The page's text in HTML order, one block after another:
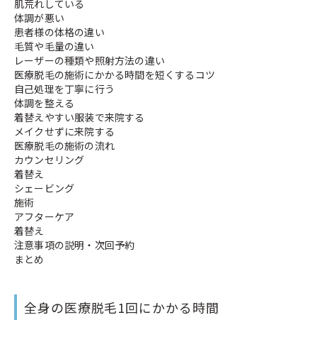
肌荒れしている
体調が悪い
患者様の体格の違い
毛質や毛量の違い
レーザーの種類や照射方法の違い
医療脱毛の施術にかかる時間を短くするコツ
自己処理を丁寧に行う
体調を整える
着替えやすい服装で来院する
メイクせずに来院する
医療脱毛の施術の流れ
カウンセリング
着替え
シェービング
施術
アフターケア
着替え
注意事項の説明・次回予約
まとめ
全身の医療脱毛1回にかかる時間